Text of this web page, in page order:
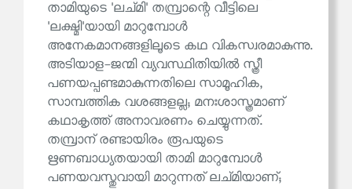
താമിയുടെ 'ലച്മി' തമ്പ്രാന്റെ വീട്ടിലെ
'ലക്ഷ്മി'യായി മാറുമ്പോൾ
അനേകമാനങ്ങളിലൂടെ കഥ വികസ്വരമാകുന്നു.
അടിയാള-ജന്മി വ്യവസ്ഥിതിയിൽ സ്ത്രീ
പണയപ്പണ്ടമാകുന്നതിലെ സാമൂഹിക,
സാമ്പത്തിക വശങ്ങളല്ല; മനഃശാസ്ത്രമാണ്
കഥാകൃത്ത് അനാവരണം ചെയ്യുന്നത്.
തമ്പ്രാന് രണ്ടായിരം രൂപയുടെ
ഋണബാധ്യതയായി താമി മാറുമ്പോൾ
പണയവസ്തുവായി മാറുന്നത് ലച്മിയാണ്;